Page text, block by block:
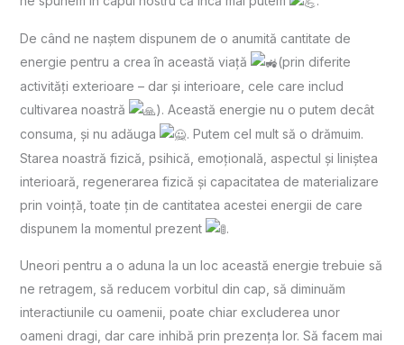
De când ne naștem dispunem de o anumită cantitate de
energie pentru a crea în această viață
(prin diferite
activități exterioare – dar și interioare, cele care includ
cultivarea noastră
). Această energie nu o putem decât
consuma, și nu adăuga
. Putem cel mult să o drămuim.
Starea noastră fizică, psihică, emoțională, aspectul și liniștea
interioară, regenerarea fizică și capacitatea de materializare
prin voință, toate țin de cantitatea acestei energii de care
dispunem la momentul prezent
.
Uneori pentru a o aduna la un loc această energie trebuie să
ne retragem, să reducem vorbitul din cap, să diminuăm
interactiunile cu oamenii, poate chiar excluderea unor
oameni dragi, dar care inhibă prin prezența lor. Să facem mai